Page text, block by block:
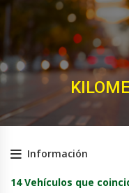
Información
14 Vehículos que